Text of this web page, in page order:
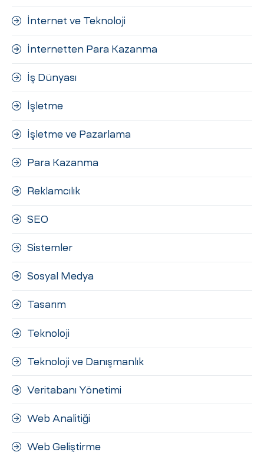
İnternet ve Teknoloji
İnternetten Para Kazanma
İş Dünyası
İşletme
İşletme ve Pazarlama
Para Kazanma
Reklamcılık
SEO
Sistemler
Sosyal Medya
Tasarım
Teknoloji
Teknoloji ve Danışmanlık
Veritabanı Yönetimi
Web Analitiği
Web Geliştirme